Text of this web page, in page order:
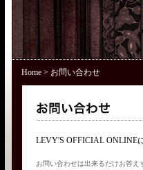
Home> お問い合わせ
LEVY'S OFFICIAL ONLINE
お問い合わせは出来るだけお答